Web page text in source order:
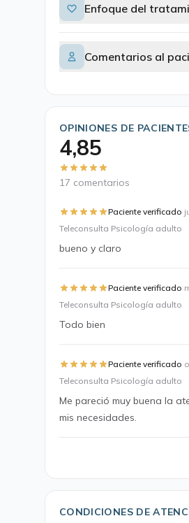
Enfoque del
Comentarios al
OPINIONES DE
4,85
17 comentarios
Paciente verificado·
Teleconsulta Psicología adulto
bueno y claro
Paciente verificado·
Teleconsulta Psicología adulto
Todo bien
Paciente verificado·
Teleconsulta Psicología adulto
Me pareció muy buena la
mis necesidades.
CONDICIONES DE